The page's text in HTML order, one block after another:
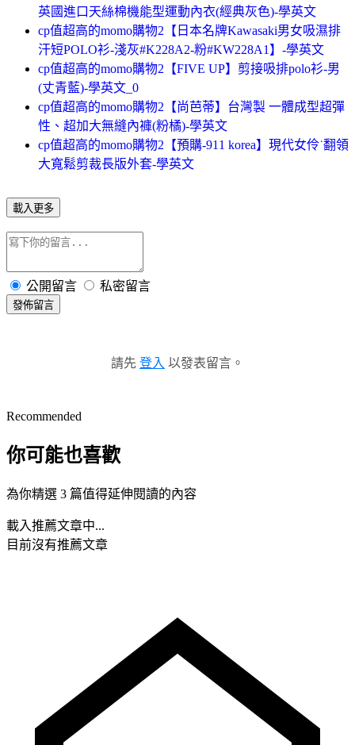
英國進口天絲棉機能型運動內衣(經典灰色)-學英文
cp值超高的momo購物2【日本名牌Kawasaki男女吸濕排
汗短POLO衫-淺灰#K228A2-粉#KW228A1】-學英文
cp值超高的momo購物2【FIVE UP】剪接吸排polo衫-男
(丈青藍)-學英文_0
cp值超高的momo購物2【尚芭蒂】台灣製 一體成型超彈
性、超加大無縫內褲(粉橘)-學英文
cp值超高的momo購物2【預購-911 korea】現代女伶˙翻領
大寬鬆剪裁長版外套-學英文
載入更多
公開留言 私密留言
發佈留言
請先 登入 以發表留言。
Recommended
你可能也喜歡
為你精選 3 篇值得延伸閱讀的內容
載入推薦文章中...
目前沒有推薦文章